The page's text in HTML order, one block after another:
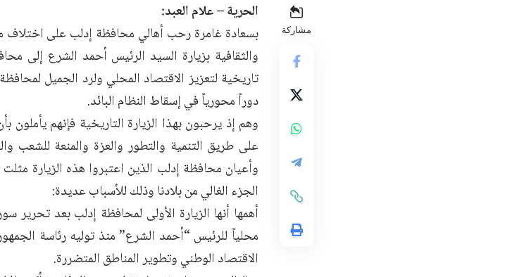
مشاركة
الحرية – علام العبد:
بسعادة غامرة رحب أهالي محافظة إدلب على اختلاف
والثقافية بزيارة السيد الرئيس أحمد الشرع إلى
تاريخية لتعزيز الاقتصاد المحلي ولرد الجميل
دوراً محورياً في إسقاط النظام البائد.
وهم إذ يرحبون بهذا الزيارة التاريخية فإنهم
على طريق التنمية والتطور والعزة والمنعة للشعب
وأعيان محافظة إدلب الذين اعتبروا هذه الزيارة
الجزء الغالي من بلادنا وذلك للأسباب عديدة:
أهمها أنها الزيارة الأولى لمحافظة إدلب بعد تحرير
محلياً للرئيس “أحمد الشرع” منذ توليه رئاسة
الاقتصاد الوطني وتطوير المناطق المتضررة.